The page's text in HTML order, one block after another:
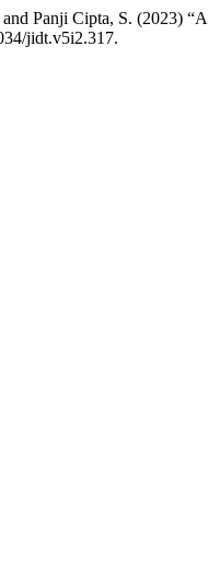
Panji Cipta, S. (2023)
jidt.v5i2.317.